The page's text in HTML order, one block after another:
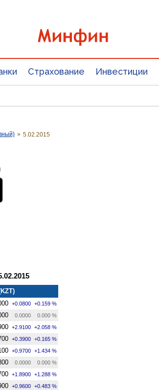
Страхование Инвестиции
» 5.02.2015
+0.0800 +0.159 %
0.0000 0.000 %
+2.9100 +2.058 %
+0.3900 +0.165 %
+0.9700 +1.434 %
0.0000 0.000 %
+1.8900 +1.288 %
+0.9600 +0.483 %